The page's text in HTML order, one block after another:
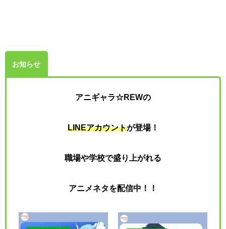
お知らせ
アニギャラ☆REWの
LINEアカウントが登場！
職場や学校で盛り上がれる
アニメネタを配信中！！